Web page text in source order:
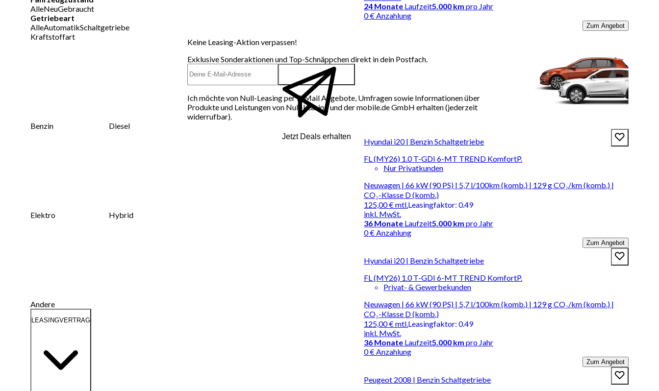
AlleNeuGebraucht
Getriebeart
AlleAutomatikSchaltgetriebe
Kraftstoffart
Benzin Diesel
Elektro Hybrid
Andere
LEASINGVERTRAG
24 Monate Laufzeit5.000 km pro Jahr
0 € Anzahlung
Zum Angebot
Keine Leasing-Aktion verpassen!
Exklusive Sonderaktionen und Top-Schnäppchen direkt in dein Postfach.
Jetzt Deals erhalten
Ich möchte von Null-Leasing per E-Mail Angebote, Umfragen sowie Informationen über
Produkte und Leistungen von Null-Leasing und der mobile.de GmbH erhalten (jederzeit
widerrufbar).
Hyundai i20 | Benzin Schaltgetriebe
FL (MY26) 1.0 T-GDI 6-MT TREND KomfortP.
Nur Privatkunden
Neuwagen | 66 kW (90 PS) | 5,7 l/100km (komb.) | 129 g CO₂/km (komb.) |
CO₂-Klasse D (komb.)
125,00 €mtl.
inkl. MwSt.
Leasingfaktor: 0.49
36 Monate Laufzeit5.000 km pro Jahr
0 € Anzahlung
Zum Angebot
Hyundai i20 | Benzin Schaltgetriebe
FL (MY26) 1.0 T-GDI 6-MT TREND KomfortP.
Privat- & Gewerbekunden
Neuwagen | 66 kW (90 PS) | 5,7 l/100km (komb.) | 129 g CO₂/km (komb.) |
CO₂-Klasse D (komb.)
125,00 €mtl.
inkl. MwSt.
Leasingfaktor: 0.49
36 Monate Laufzeit5.000 km pro Jahr
0 € Anzahlung
Zum Angebot
Peugeot 2008 | Benzin Schaltgetriebe